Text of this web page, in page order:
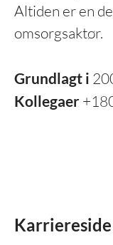
Altiden er en
omsorgsaktør.
Grundlagt i
Kollegaer
Karriereside